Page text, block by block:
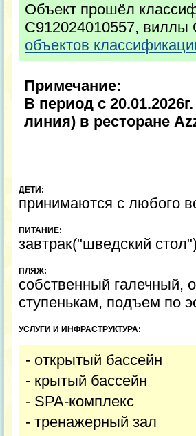
Объект прошёл
С912024010557, виллы
объектов
Примечание:
В период с
линия) в ресторане
ДЕТИ:
принимаются с любого
ПИТАНИЕ:
завтрак("шведский
ПЛЯЖ:
собственный галечный,
ступенькам, подъем по
УСЛУГИ И ИНФРАСТРУКТУРА:
- открытый бассейн
- крытый бассейн
- SPA-комплекс
- тренажерный зал